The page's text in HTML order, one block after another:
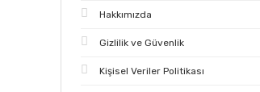
Hakkımızda
Gizlilik ve Güvenlik
Kişisel Veriler Politikası